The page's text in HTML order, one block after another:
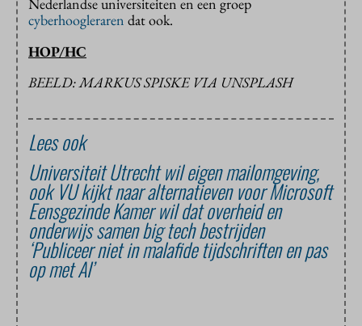
cyberhoogleraren dat ook.
HOP/HC
BEELD: MARKUS SPISKE VIA UNSPLASH
Lees ook
Universiteit Utrecht wil eigen mailomgeving,
ook VU kijkt naar alternatieven voor Microsoft
Eensgezinde Kamer wil dat overheid en
onderwijs samen big tech bestrijden
‘Publiceer niet in malafide tijdschriften en pas
op met AI’